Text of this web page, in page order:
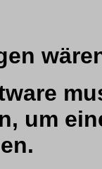
um